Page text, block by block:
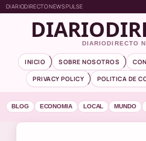
DIARIODIRECTO NEWS PULSE
DIARIODIRECTO
INICIO SOBRE NOSOTROS
PRIVACY POLICY
POLITICA DE
BLOG ECONOMIA LOCAL MUNDO